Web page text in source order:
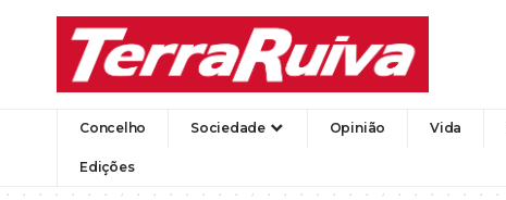
Concelho Sociedade Opinião Vida
Edições